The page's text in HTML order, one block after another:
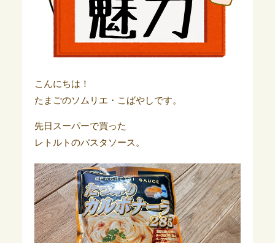
こんにちは！
たまごのソムリエ・こばやしです。
先日スーパーで買った
レトルトのパスタソース。